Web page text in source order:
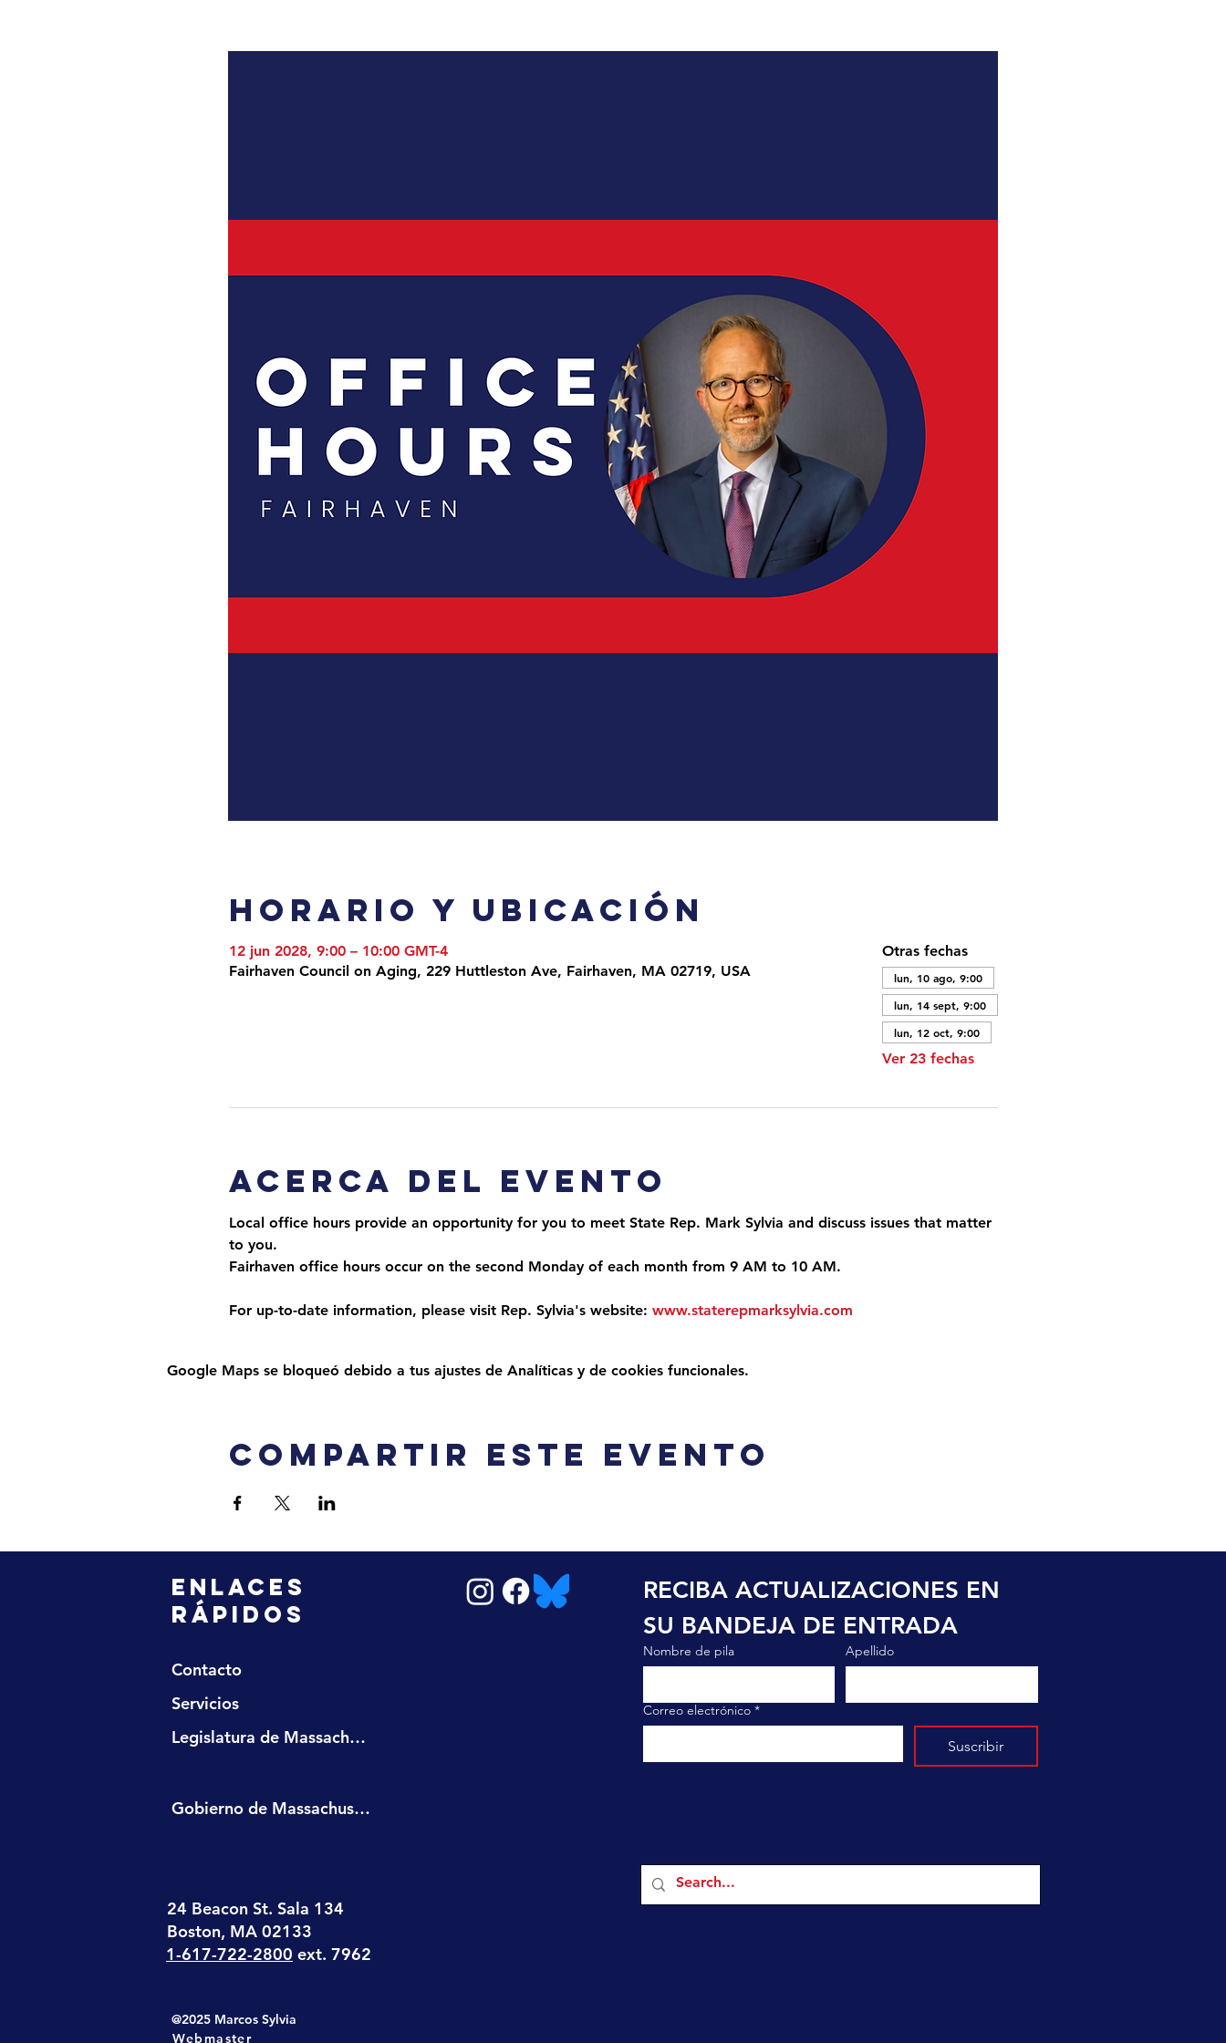
Horario y ubicación
12 jun 2028, 9:00 – 10:00 GMT-4
Fairhaven Council on Aging, 229 Huttleston Ave, Fairhaven, MA 02719, USA
Otras fechas
lun, 10 ago, 9:00
lun, 14 sept, 9:00
lun, 12 oct, 9:00
Ver 23 fechas
Acerca del evento
Local office hours provide an opportunity for you to meet State Rep. Mark Sylvia and discuss issues that matter
to you.
Fairhaven office hours occur on the second Monday of each month from 9 AM to 10 AM.
For up-to-date information, please visit Rep. Sylvia's website: www.staterepmarksylvia.com
Google Maps se bloqueó debido a tus ajustes de Analíticas y de cookies funcionales.
Compartir este evento
ENLACES
RÁPIDOS
Contacto
Servicios
Legislatura de Massachusetts
Gobierno de Massachusetts
RECIBA ACTUALIZACIONES EN
SU BANDEJA DE ENTRADA
Nombre de pila Apellido
Correo electrónico *
Suscribir
24 Beacon St. Sala 134
Boston, MA 02133
1-617-722-2800 ext. 7962
@2025 Marcos Sylvia
Webmaster